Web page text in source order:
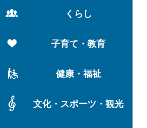
くらし
子育て・教育
健康・福祉
文化・スポーツ・観光